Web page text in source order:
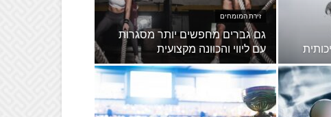
זירת המומחים
גם גברים מחפשים יותר מסגרות
עם ליווי והכוונה מקצועית